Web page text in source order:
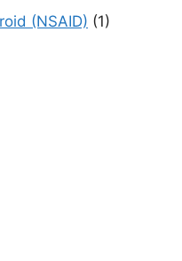
(NSAID) (1)